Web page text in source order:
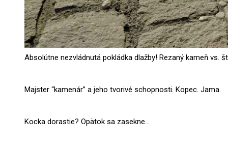
Absolútne nezvládnutá pokládka dlažby! Rezaný kameň vs.
Majster “kamenár” a jeho tvorivé schopnosti. Kopec. Jama.
Kocka dorastie? Opätok sa zasekne…